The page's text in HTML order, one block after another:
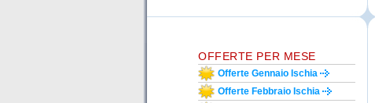
OFFERTE PER MESE
Offerte Gennaio Ischia
Offerte Febbraio Ischia